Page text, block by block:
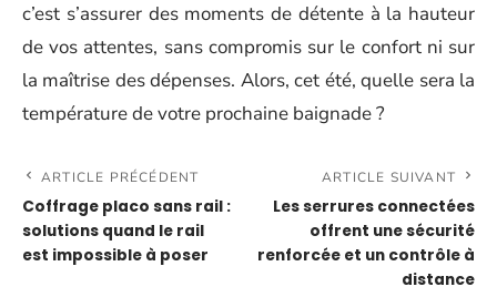
c’est s’assurer des moments de détente à la hauteur
de vos attentes, sans compromis sur le confort ni sur
la maîtrise des dépenses. Alors, cet été, quelle sera la
température de votre prochaine baignade ?
ARTICLE PRÉCÉDENT
Coffrage placo sans rail :
solutions quand le rail
est impossible à poser
ARTICLE SUIVANT
Les serrures connectées
offrent une sécurité
renforcée et un contrôle à
distance